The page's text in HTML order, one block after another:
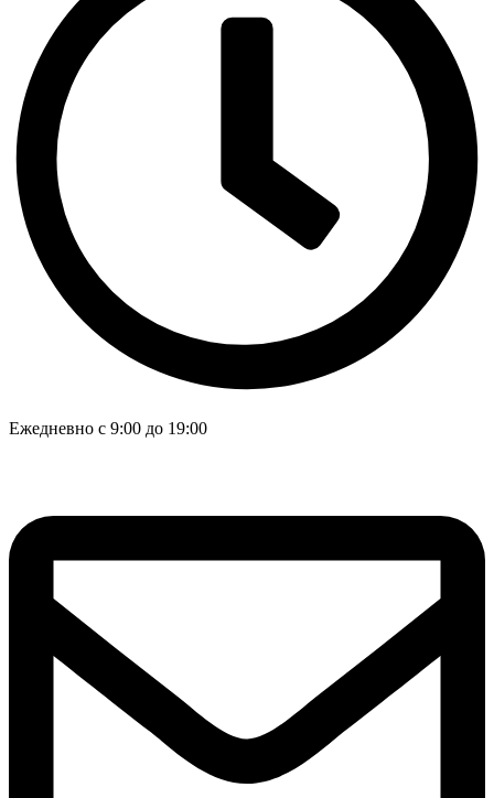
Ежедневно с 9:00 до 19:00